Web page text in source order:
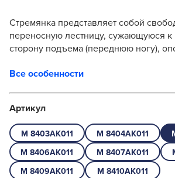
Стремянка представляет собой
переносную лестницу, сужающуюся
сторону подъема (переднюю ногу),
раскладывающуюся для вы...
Все особенности
Артикул
М 8403АК011 М 8404АК011
М 8406АК011
М 8407АК011
М 8409АК011
М 8410АК011